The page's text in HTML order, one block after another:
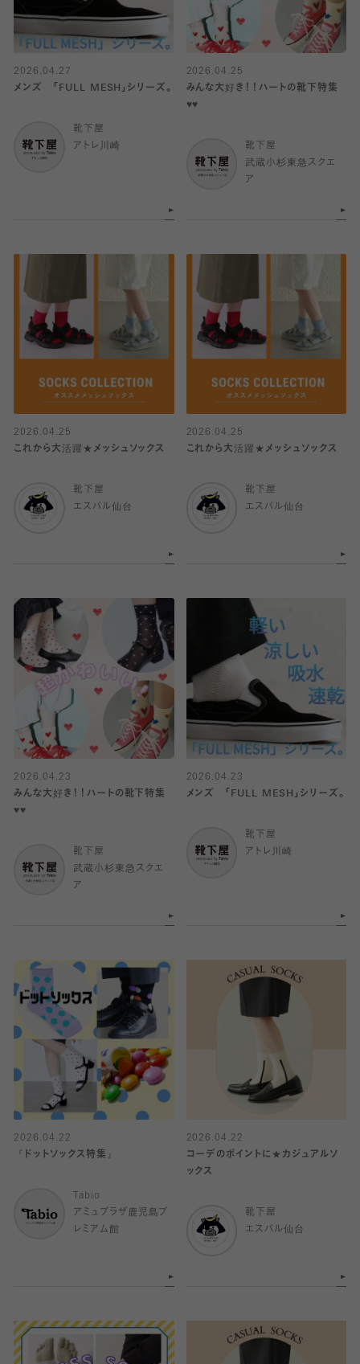
2026.04.27
メンズ 「FULL MESH」シリーズ。
靴下屋
アトレ川崎
2026.04.25
みんな大好き！！ハートの靴下特集
♥️♥️
靴下屋
武蔵小杉東急スクエ
ア
2026.04.25
これから大活躍★メッシュソックス
靴下屋
エスパル仙台
2026.04.25
これから大活躍★メッシュソックス
靴下屋
エスパル仙台
2026.04.23
みんな大好き！！ハートの靴下特集
♥️♥️
靴下屋
武蔵小杉東急スクエ
ア
2026.04.23
メンズ 「FULL MESH」シリーズ。
靴下屋
アトレ川崎
2026.04.22
『ドットソックス特集』
Tabio
アミュプラザ鹿児島プ
レミアム館
2026.04.22
コーデのポイントに★カジュアルソ
ックス
靴下屋
エスパル仙台